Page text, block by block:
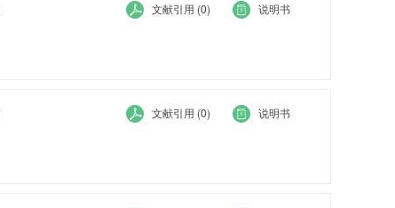
文献引用 (0) 说明书
文献引用 (0) 说明书